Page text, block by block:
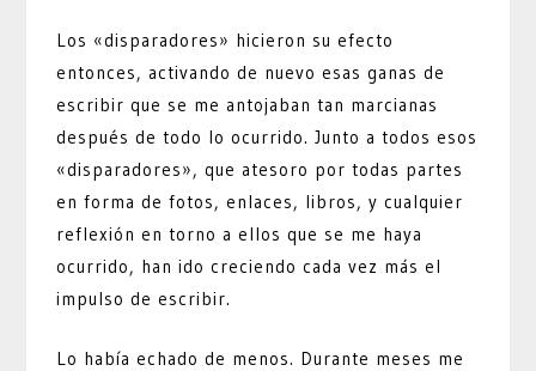
Los «disparadores» hicieron su efecto
entonces, activando de nuevo esas ganas de
escribir que se me antojaban tan marcianas
después de todo lo ocurrido. Junto a todos esos
«disparadores», que atesoro por todas partes
en forma de fotos, enlaces, libros, y cualquier
reflexión en torno a ellos que se me haya
ocurrido, han ido creciendo cada vez más el
impulso de escribir.
Lo había echado de menos. Durante meses me